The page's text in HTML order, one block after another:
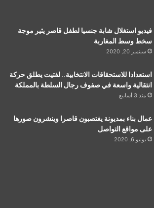
فيديو استغلال شابة جنسيا لطفل قاصر يثير موجة
سخط وسط المغاربة
سبتمبر 20, 2020
استعدادا للاستحقاقات الانتخابية.. لفتيت يطلق حركة
انتقالية واسعة في صفوف رجال السلطة بالمملكة
منذ 3 أسابيع
عمال بناء بمديونة يغتصبون قاصرا وينشرون صورها
على مواقع التواصل
يونيو 6, 2020